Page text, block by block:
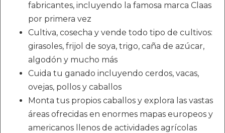
fabricantes, incluyendo la famosa marca Claas
por primera vez
Cultiva, cosecha y vende todo tipo de cultivos:
girasoles, frijol de soya, trigo, caña de azúcar,
algodón y mucho más
Cuida tu ganado incluyendo cerdos, vacas,
ovejas, pollos y caballos
Monta tus propios caballos y explora las vastas
áreas ofrecidas en enormes mapas europeos y
americanos llenos de actividades agrícolas